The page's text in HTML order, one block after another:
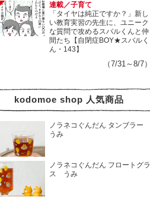
連載／子育て
「タイヤは純正ですか？」新し
い教育実習の先生に、ユニーク
な質問で攻めるスバルくんと仲
間たち【自閉症BOY★スバルく
ん・143】
（7/31～8/7）
kodomoe shop 人気商品
ノラネコぐんだん タンブラー
うみ
ノラネコぐんだん フロートグラ
ス うみ